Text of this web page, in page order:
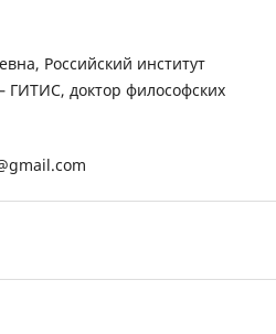
Российский институт
ГИТИС, доктор философских